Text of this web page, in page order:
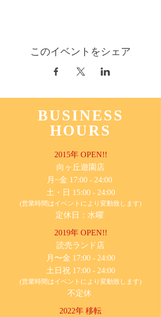
このイベントをシェア
BUSINESS
HOURS
2015年 OPEN!!
​向ヶ丘遊園店
月~金 17:00 - 24:00
土・日 15:00 - 24:00
(営業時間はイベントにより変動致します)
定休日：水曜
2019年 OPEN!!
​読売ランド店
月〜金 17:00 - 24:00
土日祝 17:00 - 24:00
(営業時間はイベントにより変動致します)
不定休
2022年 移転